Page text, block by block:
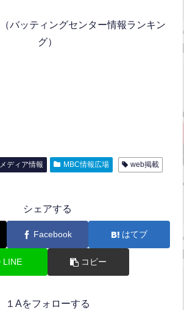
（バッティングセンター情報ランキン
グ）
メディア情報 MBC情報広場
web掲載
シェアする
Facebook はてブ
LINE コピー
１Aをフォローする